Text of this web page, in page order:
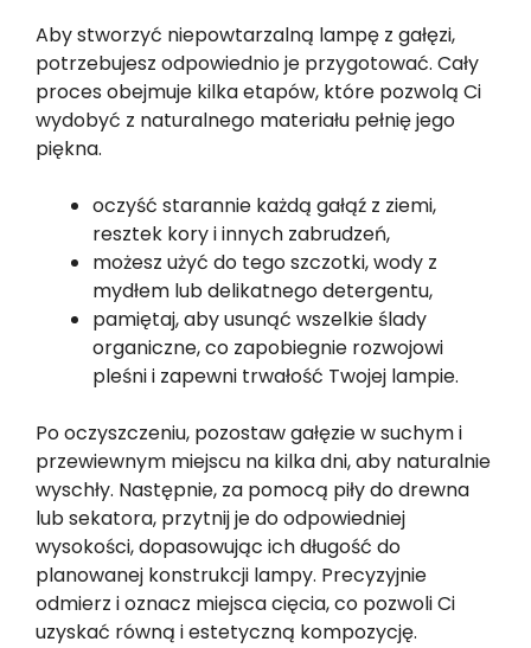
Aby stworzyć niepowtarzalną lampę z gałęzi,
potrzebujesz odpowiednio je przygotować. Cały
proces obejmuje kilka etapów, które pozwolą Ci
wydobyć z naturalnego materiału pełnię jego
piękna.
oczyść starannie każdą gałąź z ziemi,
resztek kory i innych zabrudzeń,
możesz użyć do tego szczotki, wody z
mydłem lub delikatnego detergentu,
pamiętaj, aby usunąć wszelkie ślady
organiczne, co zapobiegnie rozwojowi
pleśni i zapewni trwałość Twojej lampie.
Po oczyszczeniu, pozostaw gałęzie w suchym i
przewiewnym miejscu na kilka dni, aby naturalnie
wyschły. Następnie, za pomocą piły do drewna
lub sekatora, przytnij je do odpowiedniej
wysokości, dopasowując ich długość do
planowanej konstrukcji lampy. Precyzyjnie
odmierz i oznacz miejsca cięcia, co pozwoli Ci
uzyskać równą i estetyczną kompozycję.